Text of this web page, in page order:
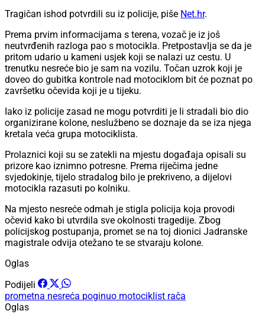
Tragičan ishod potvrdili su iz policije, piše Net.hr.
Prema prvim informacijama s terena, vozač je iz još
neutvrđenih razloga pao s motocikla. Pretpostavlja se da je
pritom udario u kameni usjek koji se nalazi uz cestu. U
trenutku nesreće bio je sam na vozilu. Točan uzrok koji je
doveo do gubitka kontrole nad motociklom bit će poznat po
završetku očevida koji je u tijeku.
Iako iz policije zasad ne mogu potvrditi je li stradali bio dio
organizirane kolone, neslužbeno se doznaje da se iza njega
kretala veća grupa motociklista.
Prolaznici koji su se zatekli na mjestu događaja opisali su
prizore kao iznimno potresne. Prema riječima jedne
svjedokinje, tijelo stradalog bilo je prekriveno, a dijelovi
motocikla razasuti po kolniku.
Na mjesto nesreće odmah je stigla policija koja provodi
očevid kako bi utvrdila sve okolnosti tragedije. Zbog
policijskog postupanja, promet se na toj dionici Jadranske
magistrale odvija otežano te se stvaraju kolone.
Oglas
Podijeli
prometna nesreća poginuo motociklist rača
Oglas